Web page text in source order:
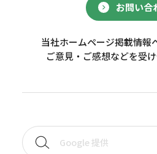
お問い合
当社ホームページ掲載情報
ご意見・ご感想などを受け